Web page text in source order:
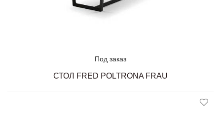
Под заказ
СТОЛ FRED POLTRONA FRAU